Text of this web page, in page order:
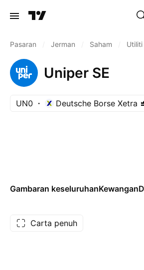
Pasaran Jerman Saham Utiliti
Uniper SE
UN0 Deutsche Borse Xetra
Gambaran keseluruhanKewangan
Carta penuh